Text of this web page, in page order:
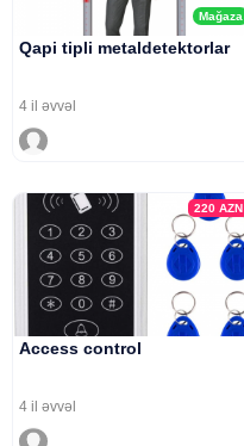
Mağaza
Qapi tipli metaldetektorlar
4 il əvvəl
220AZN
Access control
4 il əvvəl